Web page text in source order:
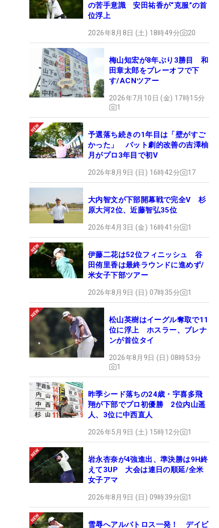
の苦手意識 安田祐香が“克服”の首
位浮上
2026年8月8日 (土) 18時49分 20
梅山知宏が8年ぶり3勝目 和
田章太郎をプレーオフで下
す/ACNツアー
2026年7月10日 (金) 17時15分
1
予選落ち続きの1年目は「壁がすご
かった」 パット劇的改善の吉澤柚
月がプロ3年目で初V
2026年8月9日 (日) 16時42分 17
大内智文が下部開幕戦で完全V 杉
原大河2位、近藤智弘35位
2026年4月3日 (金) 16時41分 1
伊藤二花は52位フィニッシュ 谷
田侑里香は最終ラウンドに進めず/
米女子下部ツアー
2026年8月9日 (日) 07時35分 1
松山英樹はイーグル奪取で11
位に浮上 ホスラー、ブレナ
ンが首位タイ
2026年8月9日 (日) 08時53分
1
昨季シード落ちの24歳・宇喜多飛
翔が下部でプロ初優勝 2位内山遥
人、3位に中西直人
2026年5月9日 (土) 15時12分 1
岩永杏奈が4強進出、準決勝は9H終
えて3UP 大会は連日の順延/全米
女子アマ
2026年8月9日 (日) 09時39分 1
雪辱へアルバトロス一発！ デイビ